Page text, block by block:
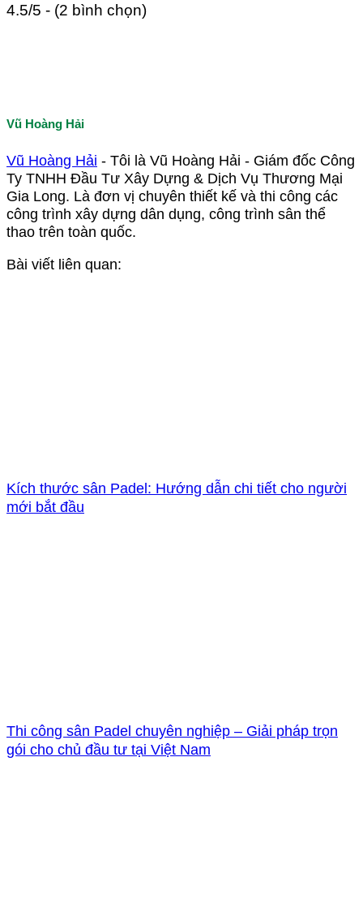
4.5/5 - (2 bình chọn)
Vũ Hoàng Hải
Vũ Hoàng Hải - Tôi là Vũ Hoàng Hải - Giám đốc Công
Ty TNHH Đầu Tư Xây Dựng & Dịch Vụ Thương Mại
Gia Long. Là đơn vị chuyên thiết kế và thi công các
công trình xây dựng dân dụng, công trình sân thể
thao trên toàn quốc.
Bài viết liên quan:
Kích thước sân Padel: Hướng dẫn chi tiết cho người
mới bắt đầu
Thi công sân Padel chuyên nghiệp – Giải pháp trọn
gói cho chủ đầu tư tại Việt Nam